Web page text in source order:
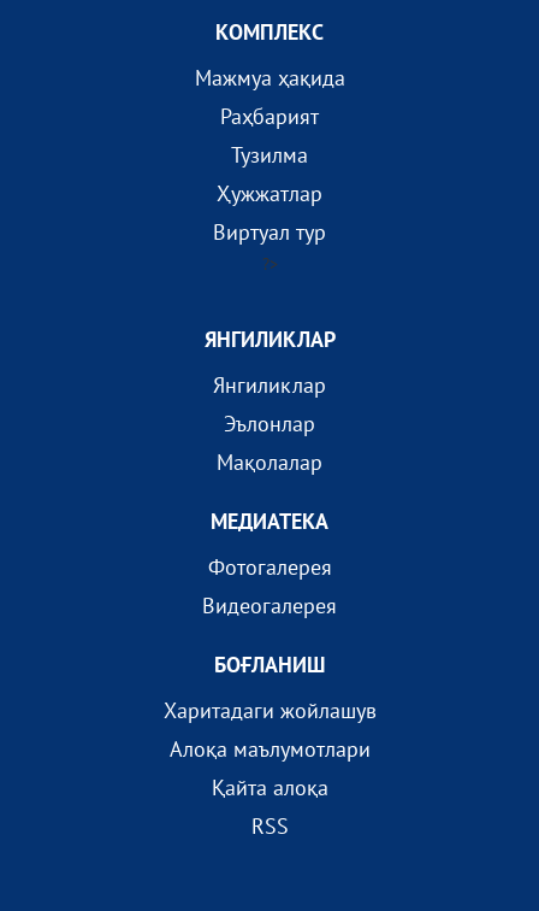
КОМПЛEКС
Мажмуа ҳақида
Раҳбарият
Тузилма
Ҳужжатлар
Виртуал тур
?>
ЯНГИЛИКЛАР
Янгиликлар
Эълонлар
Мақолалар
МEДИАТEКА
Фотогалерея
Видеогалерея
БОҒЛАНИШ
Харитадаги жойлашув
Алоқа маълумотлари
Қайта алоқа
RSS